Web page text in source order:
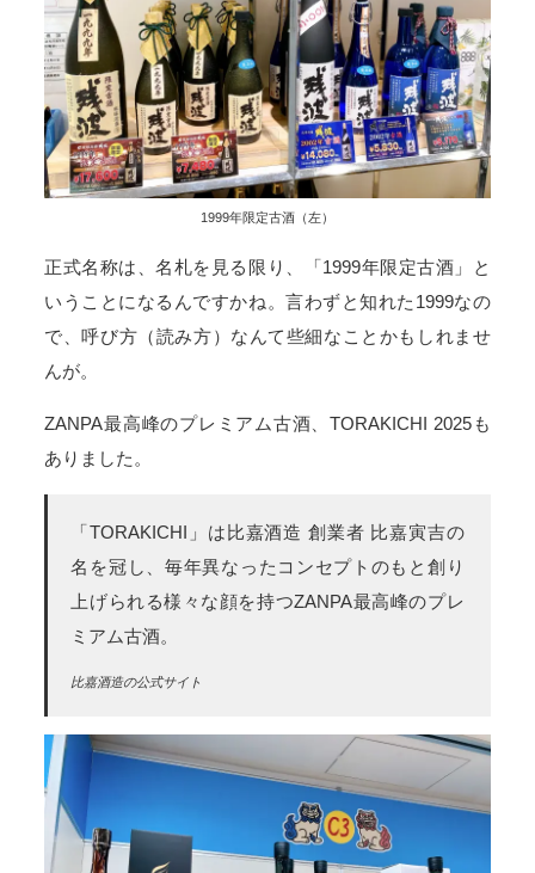
1999年限定古酒（左）
正式名称は、名札を見る限り、「1999年限定古酒」と
いうことになるんですかね。言わずと知れた1999なの
で、呼び方（読み方）なんて些細なことかもしれませ
んが。
ZANPA最高峰のプレミアム古酒、TORAKICHI 2025も
ありました。
「TORAKICHI」は比嘉酒造 創業者 比嘉寅吉の
名を冠し、毎年異なったコンセプトのもと創り
上げられる様々な顔を持つZANPA最高峰のプレ
ミアム古酒。
比嘉酒造の公式サイト